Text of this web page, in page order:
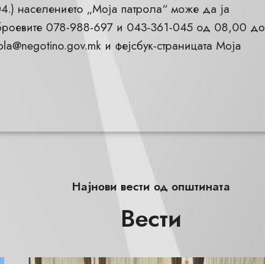
населението „Моја патрола“ може да ја
078-988-697 и 043-361-045 од 08,00 до
и фејсбук-страницата Моја
Најнови вести од општината
Вести